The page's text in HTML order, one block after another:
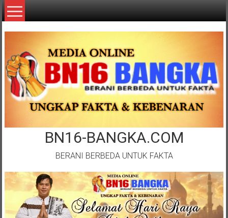
Lompat
ke
BN16-BANGKA.COM
BERANI BERBEDA UNTUK FAKTA